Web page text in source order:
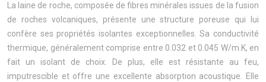
La laine de roche, composée de fibres minérales issues de la fusion
de roches volcaniques, présente une structure poreuse qui lui
confère ses propriétés isolantes exceptionnelles. Sa conductivité
thermique, généralement comprise entre 0.032 et 0.045 W/m.K, en
fait un isolant de choix. De plus, elle est résistante au feu,
imputrescible et offre une excellente absorption acoustique. Elle